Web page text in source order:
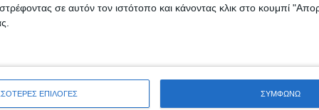
σε αυτόν τον ιστότοπο και κάνοντας κλικ στο κουμπί
ΕΠΙΛΟΓΕΣ ΣΥΜΦΩΝΩ
οδηγίες – μέτρα προστασίας της Δημόσιας
του Νέου Κορονοϊού COVID-19, που έχουν
οι δικαιούχοι που θα προσέρχονται στο χώρο
μάσκα προστασίας.